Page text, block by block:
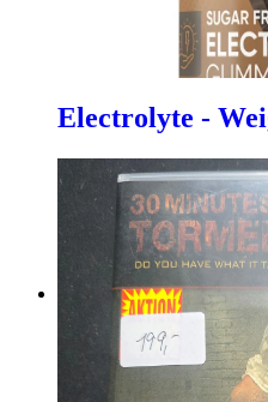
Electrolyte -